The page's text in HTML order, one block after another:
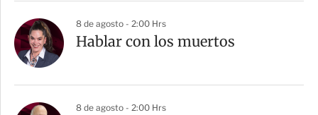
8 de agosto - 2:00 Hrs
Hablar con los muertos
8 de agosto - 2:00 Hrs